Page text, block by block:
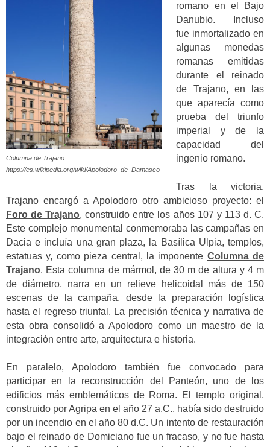
Columna de Trajano.
https://es.wikipedia.org/wiki/Apolodoro_de_Damasco
romano en el Bajo
Danubio. Incluso
fue inmortalizado en
algunas monedas
romanas emitidas
durante el reinado
de Trajano, en las
que aparecía como
prueba del triunfo
imperial y de la
capacidad del
ingenio romano.
Tras la victoria,
Trajano encargó a Apolodoro otro ambicioso proyecto: el
Foro de Trajano, construido entre los años 107 y 113 d. C.
Este complejo monumental conmemoraba las campañas en
Dacia e incluía una gran plaza, la Basílica Ulpia, templos,
estatuas y, como pieza central, la imponente Columna de
Trajano. Esta columna de mármol, de 30 m de altura y 4 m
de diámetro, narra en un relieve helicoidal más de 150
escenas de la campaña, desde la preparación logística
hasta el regreso triunfal. La precisión técnica y narrativa de
esta obra consolidó a Apolodoro como un maestro de la
integración entre arte, arquitectura e historia.
En paralelo, Apolodoro también fue convocado para
participar en la reconstrucción del Panteón, uno de los
edificios más emblemáticos de Roma. El templo original,
construido por Agripa en el año 27 a.C., había sido destruido
por un incendio en el año 80 d.C. Un intento de restauración
bajo el reinado de Domiciano fue un fracaso, y no fue hasta